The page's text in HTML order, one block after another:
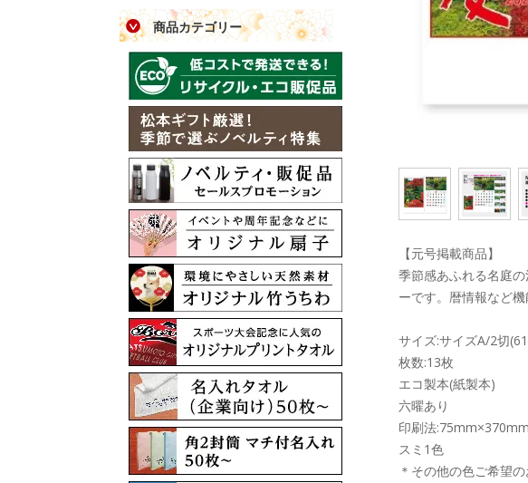
【元号掲載商品】
季節感あふれる名庭
ーです。暦情報など
サイズ:サイズA/2切
枚数:13枚
エコ製本(紙製本)
六曜あり
印刷法
スミ1色
＊その他の色ご希望
商品カテゴリー